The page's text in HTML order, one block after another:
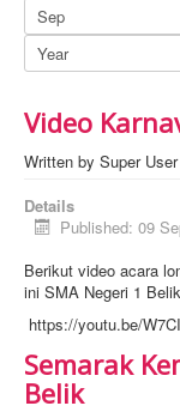
Video
Written by Super User
Details
Published: 09
Berikut video acara
ini SMA Negeri 1
https://youtu.be/
Semarak
Belik